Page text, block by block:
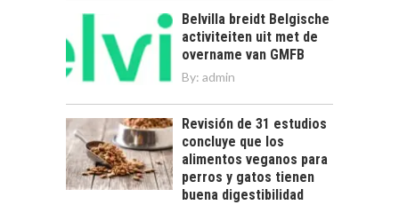
Belvilla breidt Belgische
activiteiten uit met de
overname van GMFB
By: admin
Revisión de 31 estudios
concluye que los
alimentos veganos para
perros y gatos tienen
buena digestibilidad